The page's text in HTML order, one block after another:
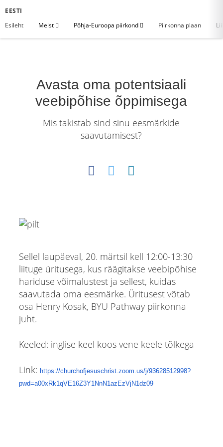
EESTI
Esileht
Meist Põhja-Euroopa piirkond Piirkonna plaan
Avasta oma potentsiaali
veebipõhise õppimisega
Mis takistab sind sinu eesmärkide
saavutamisest?
Sellel laupäeval, 20. märtsil kell 12:00-13:30
liituge üritusega, kus räägitakse veebipõhise
hariduse võimalustest ja sellest, kuidas
saavutada oma eesmärke. Üritusest võtab
osa Henry Kosak, BYU Pathway piirkonna
juht.
Keeled: inglise keel koos vene keele tõlkega
Link: https://churchofjesuschrist.zoom.us/j/93628512998?
pwd=a00xRk1qVE16Z3Y1NnN1azEzVjN1dz09